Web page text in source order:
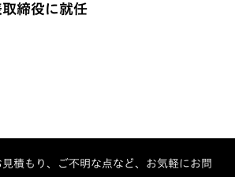
締役に就任
積もり、ご不明な点など、お気軽にお問